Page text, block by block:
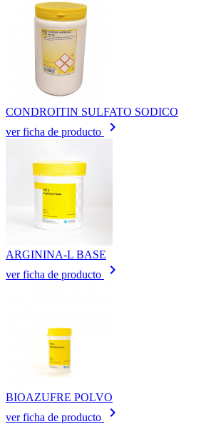
CONDROITIN SULFATO SODICO
ver ficha de producto
keyboard_arrow_right
ARGININA-L BASE
ver ficha de producto
keyboard_arrow_right
BIOAZUFRE POLVO
ver ficha de producto
keyboard_arrow_right